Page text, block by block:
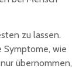
zu lassen.
Symptome, wie
übernommen,